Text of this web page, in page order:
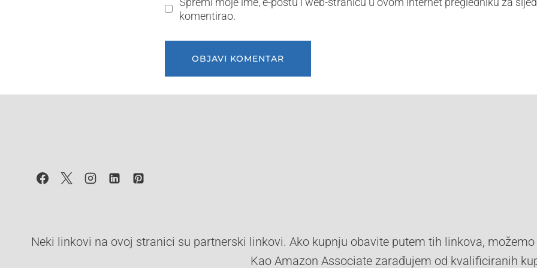
komentirao.
Neki linkovi na ovoj stranici su partnerski linkovi. Ako kupnju obavite putem tih linkova,
Kao Amazon Associate zarađujem od kvalificiranih